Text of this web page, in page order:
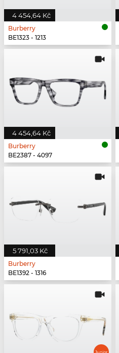
4 454,64 Kč
Burberry
BE1323 - 1213
4 454,64 Kč
Burberry
BE2387 - 4097
5 791,03 Kč
Burberry
BE1392 - 1316